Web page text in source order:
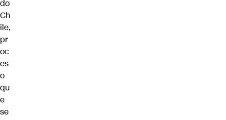
do
Ch
ile,
pr
oc
es
o
qu
e
se